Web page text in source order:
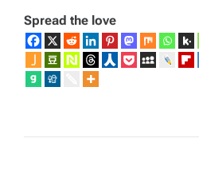
Spread the love